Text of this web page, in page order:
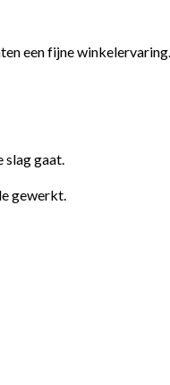
een fijne winkelervaring.
gaat.
gewerkt.